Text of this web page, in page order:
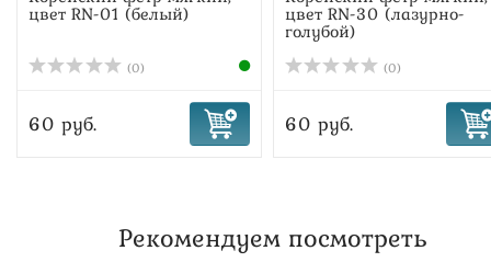
цвет RN-01 (белый)
(0)
60 руб.
цвет RN-30 (лазурно-
голубой)
(0)
60 руб.
Рекомендуем посмотреть